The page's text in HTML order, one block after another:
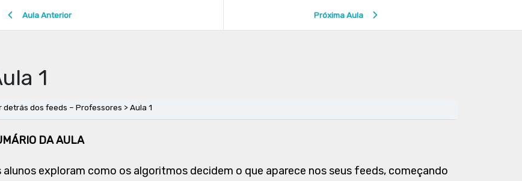
Aula Anterior Próxima Aula
1
detrás dos feeds – Professores Aula 1
DA AULA
alunos exploram como os algoritmos decidem o que aparece nos seus feeds, começando